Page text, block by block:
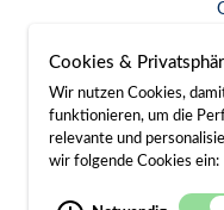
Cookies &
Wir nutzen Cookies,
funktionieren, um die
relevante und
wir folgende Cookies ein: